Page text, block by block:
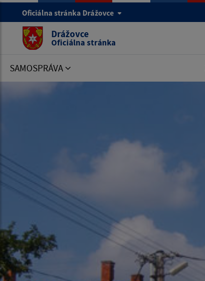
Oficiálna stránka Drážovce
Drážovce
Oficiálna stránka
SAMOSPRÁVA